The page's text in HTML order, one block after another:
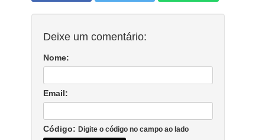
Deixe um comentário:
Nome:
Email:
Código: Digite o código no campo ao lado